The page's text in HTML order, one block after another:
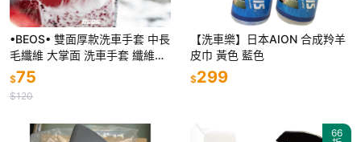
•BEOS• 雙面厚款洗車手套 中長
毛纖維 大掌面 洗車手套 纖維洗
車手套 雙面洗車手套 洗車海綿
清潔手套
$75
$120
【洗車樂】日本AION 合成羚羊
皮巾 黃色 藍色
$299
66